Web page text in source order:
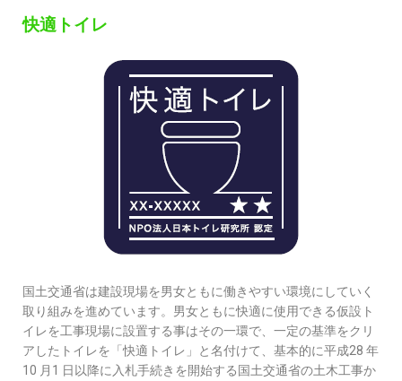
快適トイレ
国土交通省は建設現場を男女ともに働きやすい環境にしていく
取り組みを進めています。男女ともに快適に使用できる仮設ト
イレを工事現場に設置する事はその一環で、一定の基準をクリ
アしたトイレを「快適トイレ」と名付けて、基本的に平成28 年
10 月1 日以降に入札手続きを開始する国土交通省の土木工事か